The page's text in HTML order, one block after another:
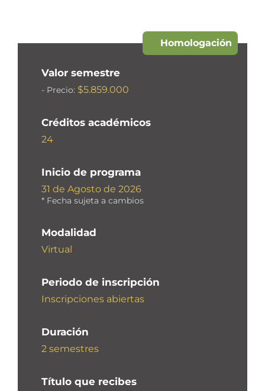
Homologación
Valor semestre
- Precio: $5.859.000
Créditos académicos
24
Inicio de programa
31 de Agosto de 2026
* Fecha sujeta a cambios
Modalidad
Virtual
Periodo de inscripción
Inscripciones abiertas
Duración
2 semestres
Título que recibes